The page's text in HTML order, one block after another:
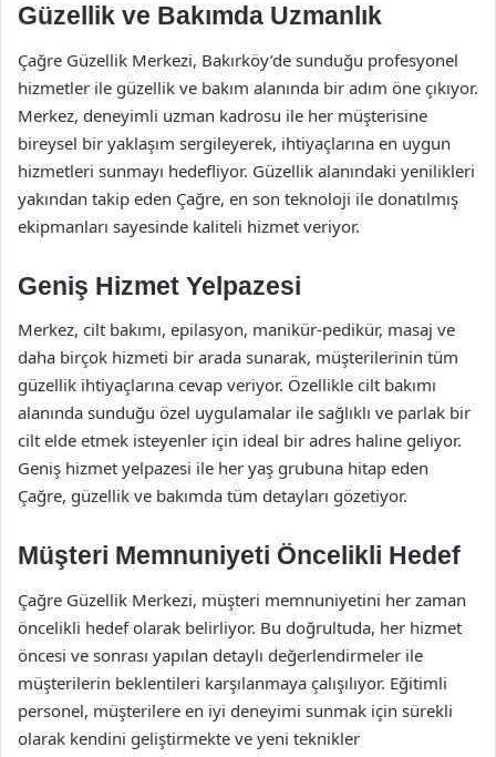
Güzellik ve Bakımda Uzmanlık
Çağre Güzellik Merkezi, Bakırköy’de sunduğu profesyonel
hizmetler ile güzellik ve bakım alanında bir adım öne çıkıyor.
Merkez, deneyimli uzman kadrosu ile her müşterisine
bireysel bir yaklaşım sergileyerek, ihtiyaçlarına en uygun
hizmetleri sunmayı hedefliyor. Güzellik alanındaki yenilikleri
yakından takip eden Çağre, en son teknoloji ile donatılmış
ekipmanları sayesinde kaliteli hizmet veriyor.
Geniş Hizmet Yelpazesi
Merkez, cilt bakımı, epilasyon, manikür-pedikür, masaj ve
daha birçok hizmeti bir arada sunarak, müşterilerinin tüm
güzellik ihtiyaçlarına cevap veriyor. Özellikle cilt bakımı
alanında sunduğu özel uygulamalar ile sağlıklı ve parlak bir
cilt elde etmek isteyenler için ideal bir adres haline geliyor.
Geniş hizmet yelpazesi ile her yaş grubuna hitap eden
Çağre, güzellik ve bakımda tüm detayları gözetiyor.
Müşteri Memnuniyeti Öncelikli Hedef
Çağre Güzellik Merkezi, müşteri memnuniyetini her zaman
öncelikli hedef olarak belirliyor. Bu doğrultuda, her hizmet
öncesi ve sonrası yapılan detaylı değerlendirmeler ile
müşterilerin beklentileri karşılanmaya çalışılıyor. Eğitimli
personel, müşterilere en iyi deneyimi sunmak için sürekli
olarak kendini geliştirmekte ve yeni teknikler